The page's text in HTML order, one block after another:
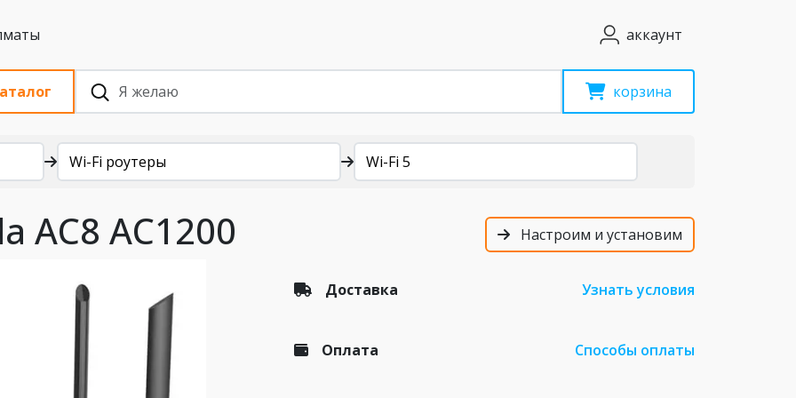
НДС, Алматы аккаунт
корзина
Wi-Fi роутеры Wi-Fi 5
AC8 AC1200 Настроим и установим
Доставка Узнать условия
Оплата Способы оплаты